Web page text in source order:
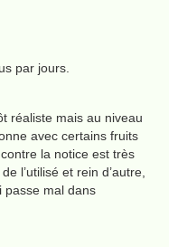
par jours.
réaliste mais au niveau
avec certains fruits
la notice est très
l’utilisé et rein d’autre,
passe mal dans